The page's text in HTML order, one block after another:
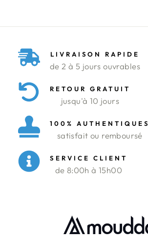
LIVRAISON RAPIDE
de 2 à 5 jours ouvrables
RETOUR GRATUIT
jusqu'à 10 jours
100% AUTHENTIQUES
satisfait ou remboursé
SERVICE CLIENT
de 8:00h à 15h00